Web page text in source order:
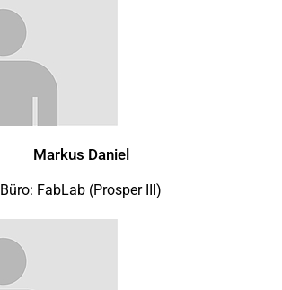
Markus Daniel
Büro: FabLab (Prosper III)